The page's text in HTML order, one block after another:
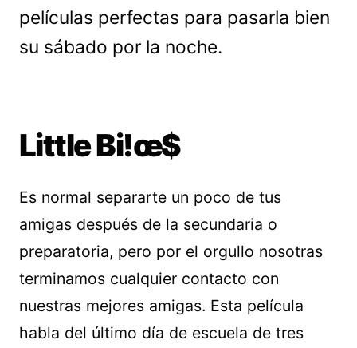
películas perfectas para pasarla bien
su sábado por la noche.
Little Bi!œ$
Es normal separarte un poco de tus
amigas después de la secundaria o
preparatoria, pero por el orgullo nosotras
terminamos cualquier contacto con
nuestras mejores amigas. Esta película
habla del último día de escuela de tres